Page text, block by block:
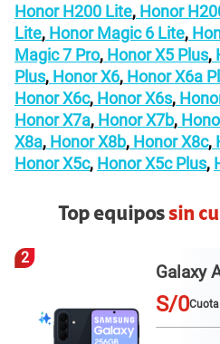
Honor H200 Lite, Honor
Lite, Honor Magic 6 Lite,
Magic 7 Pro, Honor X5 Plus,
Plus, Honor X6, Honor X6a
Honor X6c, Honor X6s,
Honor X7a, Honor X7b,
X8a, Honor X8b, Honor X8c,
Honor X5c, Honor X5c Plus,
Top equipossin
S/0